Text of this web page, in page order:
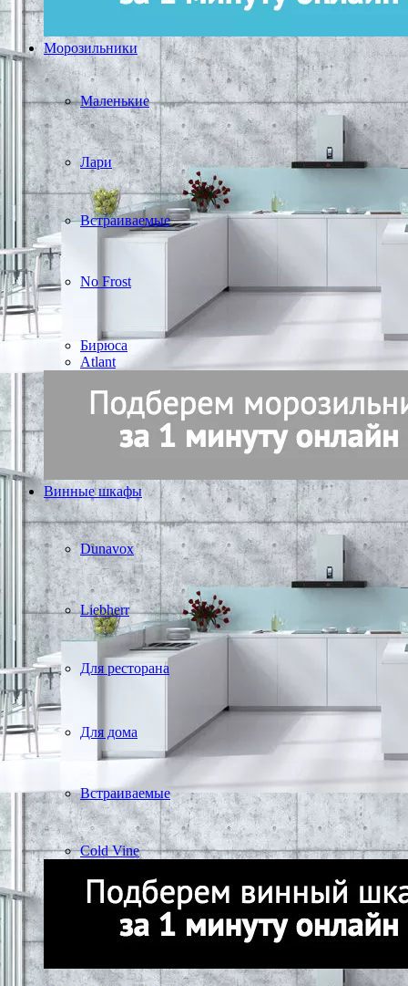
Морозильники
Маленькие
Лари
Встраиваемые
No Frost
Бирюса
Atlant
Винные шкафы
Dunavox
Liebherr
Для ресторана
Для дома
Встраиваемые
Cold Vine